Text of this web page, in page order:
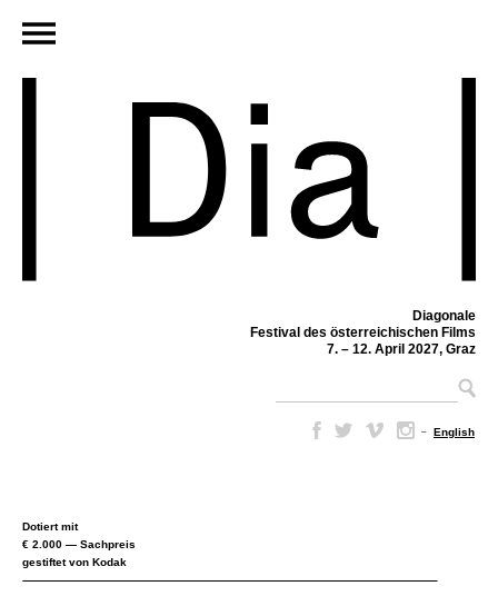
Diagonale
Festival des österreichischen Films
7. – 12. April 2027, Graz
– English
Dotiert mit
€ 2.000 — Sachpreis
gestiftet von Kodak